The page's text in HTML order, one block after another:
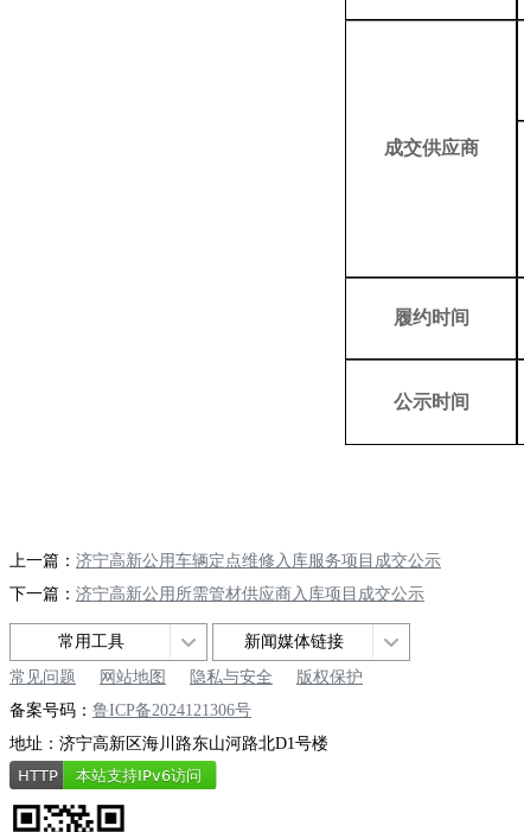
成交供应商
履约时间
公示时间
上一篇： 济宁高新公用车辆定点维修入库服务项目成交公示
下一篇： 济宁高新公用所需管材供应商入库项目成交公示
常用工具
新闻媒体链接
常见问题
网站地图 隐私与安全
版权保护
备案号码： 鲁ICP备2024121306号
地址：济宁高新区海川路东山河路北D1号楼